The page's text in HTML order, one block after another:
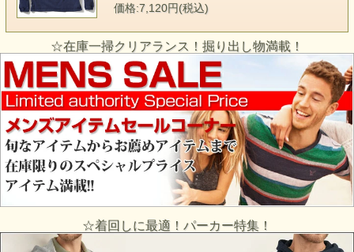
価格:7,120円(税込)
☆在庫一掃クリアランス！掘り出し物満載！
☆着回しに最適！パーカー特集！